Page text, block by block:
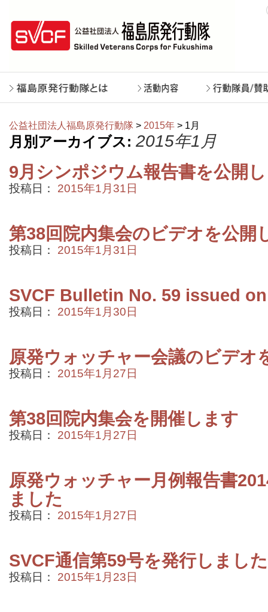
公益社団法人福島原発行動隊 > 2015年 > 1月
月別アーカイブス: 2015年1月
9月シンポジウム報告書を公開
投稿日： 2015年1月31日
第38回院内集会のビデオを公開
投稿日： 2015年1月31日
SVCF Bulletin No. 59 issued
投稿日： 2015年1月30日
原発ウォッチャー会議のビデオ
投稿日： 2015年1月27日
第38回院内集会を開催します
投稿日： 2015年1月27日
原発ウォッチャー月例報告書
ました
投稿日： 2015年1月27日
SVCF通信第59号を発行しました
投稿日： 2015年1月23日